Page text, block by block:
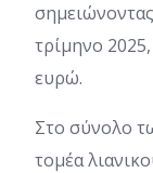
τρίμηνο
ευρώ.
Στο σύνολο
τομέα